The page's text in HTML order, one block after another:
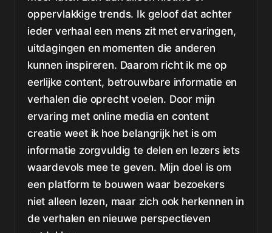
oppervlakkige trends. Ik geloof dat achter
ieder verhaal een mens zit met ervaringen,
uitdagingen en momenten die anderen
kunnen inspireren. Daarom richt ik me op
eerlijke content, betrouwbare informatie en
verhalen die oprecht voelen. Door mijn
ervaring met online media en content
creatie weet ik hoe belangrijk het is om
informatie zorgvuldig te delen en lezers iets
waardevols mee te geven. Mijn doel is om
een platform te bouwen waar bezoekers
niet alleen lezen, maar zich ook herkennen in
de verhalen en nieuwe perspectieven